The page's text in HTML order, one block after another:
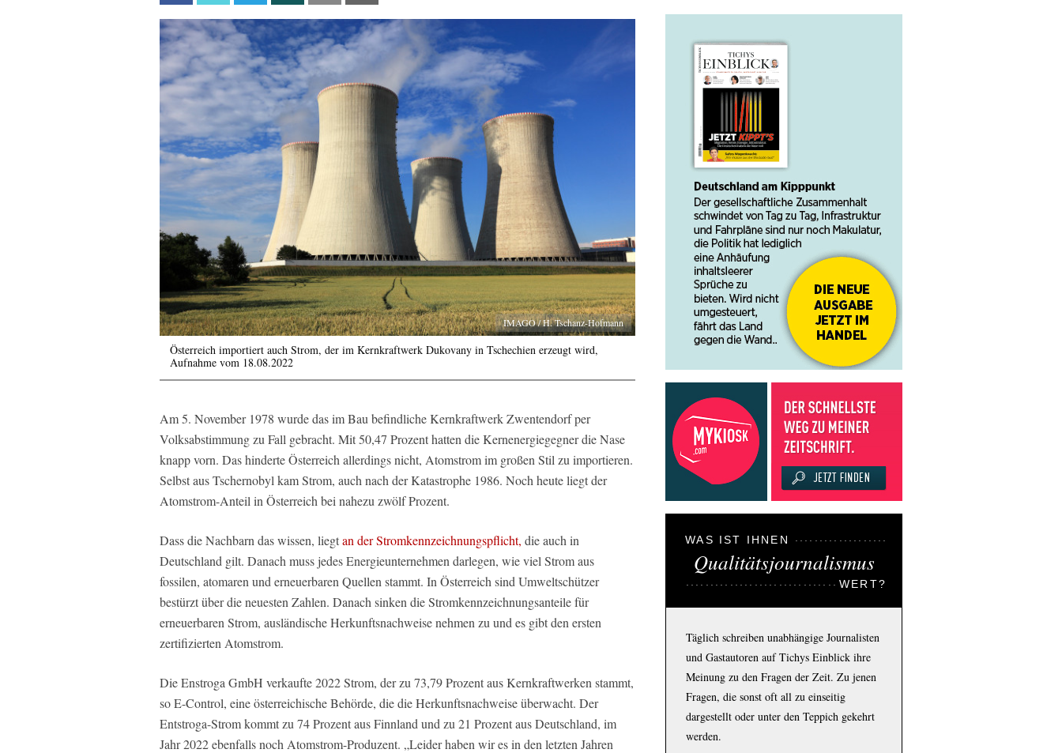
IMAGO / H. Tschanz-Hofmann
Österreich importiert auch Strom, der im Kernkraftwerk Dukovany in Tschechien erzeugt wird,
Aufnahme vom 18.08.2022
Am 5. November 1978 wurde das im Bau befindliche Kernkraftwerk Zwentendorf per
Volksabstimmung zu Fall gebracht. Mit 50,47 Prozent hatten die Kernenergiegegner die Nase
knapp vorn. Das hinderte Österreich allerdings nicht, Atomstrom im großen Stil zu importieren.
Selbst aus Tschernobyl kam Strom, auch nach der Katastrophe 1986. Noch heute liegt der
Atomstrom-Anteil in Österreich bei nahezu zwölf Prozent.
Dass die Nachbarn das wissen, liegtan der Stromkennzeichnungspflicht, die auch in
Deutschland gilt. Danach muss jedes Energieunternehmen darlegen, wie viel Strom aus
fossilen, atomaren und erneuerbaren Quellen stammt. In Österreich sind Umweltschützer
bestürzt über die neuesten Zahlen. Danach sinken die Stromkennzeichnungsanteile für
erneuerbaren Strom, ausländische Herkunftsnachweise nehmen zu und es gibt den ersten
zertifizierten Atomstrom.
Die Enstroga GmbH verkaufte 2022 Strom, der zu 73,79 Prozent aus Kernkraftwerken stammt,
so E-Control, eine österreichische Behörde, die die Herkunftsnachweise überwacht. Der
Entstroga-Strom kommt zu 74 Prozent aus Finnland und zu 21 Prozent aus Deutschland, im
Jahr 2022 ebenfalls noch Atomstrom-Produzent. „Leider haben wir es in den letzten Jahren
WAS IST IHNEN
Qualitätsjournalismus
WERT?
Täglich schreiben unabhängige Journalisten
und Gastautoren auf Tichys Einblick ihre
Meinung zu den Fragen der Zeit. Zu jenen
Fragen, die sonst oft all zu einseitig
dargestellt oder unter den Teppich gekehrt
werden.